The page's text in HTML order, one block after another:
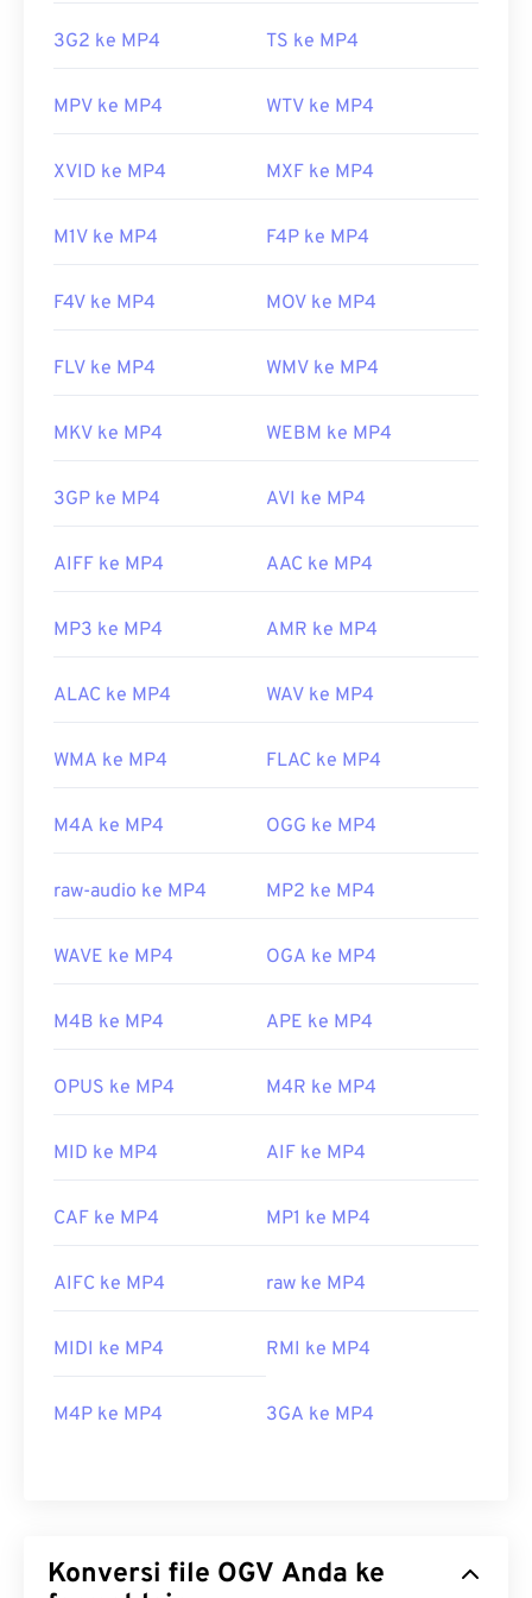
tersebut (codec audio atau video) tidak kompatibel
ini, coba VLC Media Player.
Group (MPEG)
Tautan yang berguna:
https://mpeg.chiariglione.org/standar/mpeg-
3G2 ke MP4 TS ke MP4
MPV ke MP4 WTV ke MP4
XVID ke MP4 MXF ke MP4
M1V ke MP4 F4P ke MP4
F4V ke MP4 MOV ke MP4
FLV ke MP4 WMV ke MP4
MKV ke MP4 WEBM ke MP4
3GP ke MP4 AVI ke MP4
AIFF ke MP4 AAC ke MP4
MP3 ke MP4 AMR ke MP4
ALAC ke MP4 WAV ke MP4
WMA ke MP4 FLAC ke MP4
M4A ke MP4 OGG ke MP4
raw-audio ke MP4 MP2 ke MP4
WAVE ke MP4 OGA ke MP4
M4B ke MP4 APE ke MP4
OPUS ke MP4 M4R ke MP4
MID ke MP4 AIF ke MP4
CAF ke MP4 MP1 ke MP4
AIFC ke MP4 raw ke MP4
MIDI ke MP4 RMI ke MP4
M4P ke MP4 3GA ke MP4
Konversi file OGV Anda ke